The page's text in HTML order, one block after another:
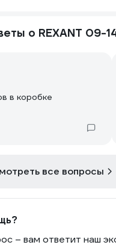
о REXANT 09-
в коробке
все вопросы
– вам ответит наш